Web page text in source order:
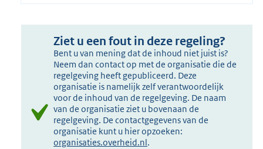
Ziet u een fout in deze regeling?
Bent u van mening dat de inhoud niet juist is?
Neem dan contact op met de organisatie die de
regelgeving heeft gepubliceerd. Deze
organisatie is namelijk zelf verantwoordelijk
voor de inhoud van de regelgeving. De naam
van de organisatie ziet u bovenaan de
regelgeving. De contactgegevens van de
organisatie kunt u hier opzoeken:
organisaties.overheid.nl.